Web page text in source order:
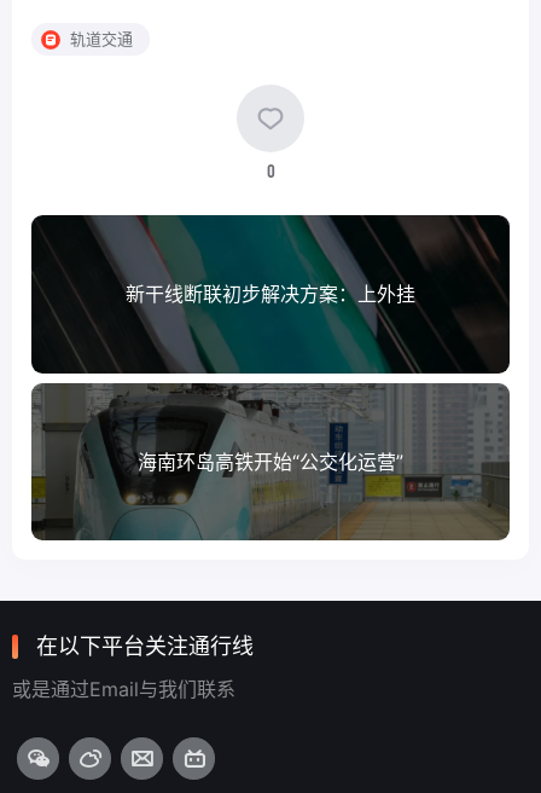
轨道交通
0
新干线断联初步解决方案：上外挂
海南环岛高铁开始“公交化运营”
在以下平台关注通行线
或是通过Email与我们联系